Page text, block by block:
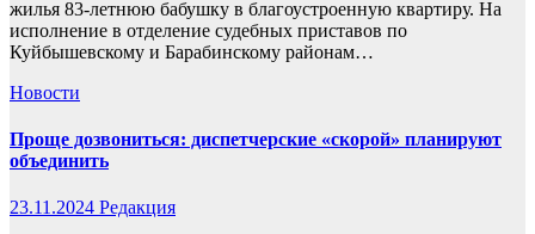
жилья 83-летнюю бабушку в благоустроенную квартиру. На
исполнение в отделение судебных приставов по
Куйбышевскому и Барабинскому районам…
Новости
Проще дозвониться: диспетчерские «скорой» планируют
объединить
23.11.2024 Редакция